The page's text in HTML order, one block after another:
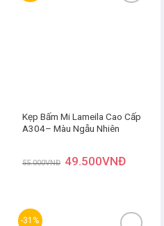
Kẹp Bấm Mi Lameila Cao Cấp
A304– Màu Ngẫu Nhiên
55.000VNĐ 49.500VNĐ
-31%